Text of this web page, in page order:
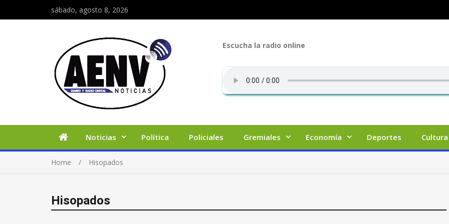
sábado, agosto 8, 2026
Escucha la radio online
Noticias Política Policiales Gremiales Economía Deportes Cultura
Home Hisopados
Hisopados